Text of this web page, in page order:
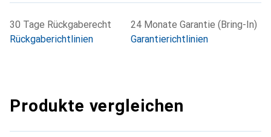
30 Tage Rückgaberecht
Rückgaberichtlinien
24 Monate Garantie (Bring-In)
Garantierichtlinien
Produkte vergleichen